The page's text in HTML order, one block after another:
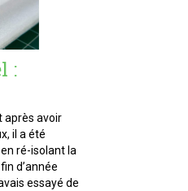
:
après avoir
il a été
ré-isolant la
d’année
essayé de